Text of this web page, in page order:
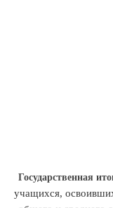
Государственная
учащихся,